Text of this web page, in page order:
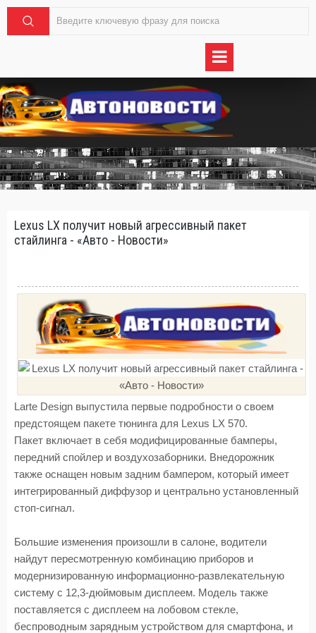
Lexus LX получит новый агрессивный пакет
стайлинга - «Авто - Новости»
Larte Design выпустила первые подробности о своем
предстоящем пакете тюнинга для Lexus LX 570.
Пакет включает в себя модифицированные бамперы,
передний спойлер и воздухозаборники. Внедорожник
также оснащен новым задним бампером, который имеет
интегрированный диффузор и центрально установленный
стоп-сигнал.
Большие изменения произошли в салоне, водители
найдут пересмотренную комбинацию приборов и
модернизированную информационно-развлекательную
систему с 12,3-дюймовым дисплеем. Модель также
поставляется с дисплеем на лобовом стекле,
беспроводным зарядным устройством для смартфона, и